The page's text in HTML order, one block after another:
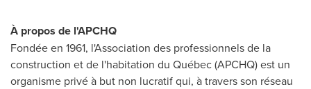
À propos de l'APCHQ
Fondée en 1961, l'Association des professionnels de la
construction et de l'habitation du Québec (APCHQ) est un
organisme privé à but non lucratif qui, à travers son réseau